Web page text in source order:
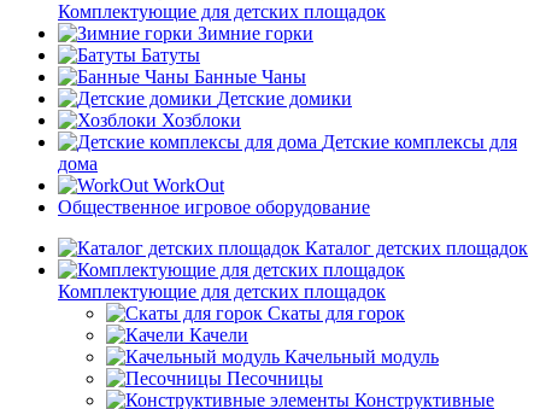
Комплектующие для детских площадок
Зимние горки
Батуты
Банные Чаны
Детские домики
Хозблоки
Детские комплексы для
дома
WorkOut
Общественное игровое оборудование
Каталог детских площадок
Комплектующие для детских площадок
Скаты для горок
Качели
Качельный модуль
Песочницы
Конструктивные